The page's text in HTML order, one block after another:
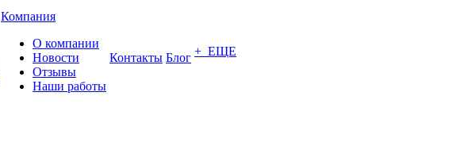
Компания
О компании
Новости
Отзывы
Наши работы
Контакты Блог + ЕЩЕ